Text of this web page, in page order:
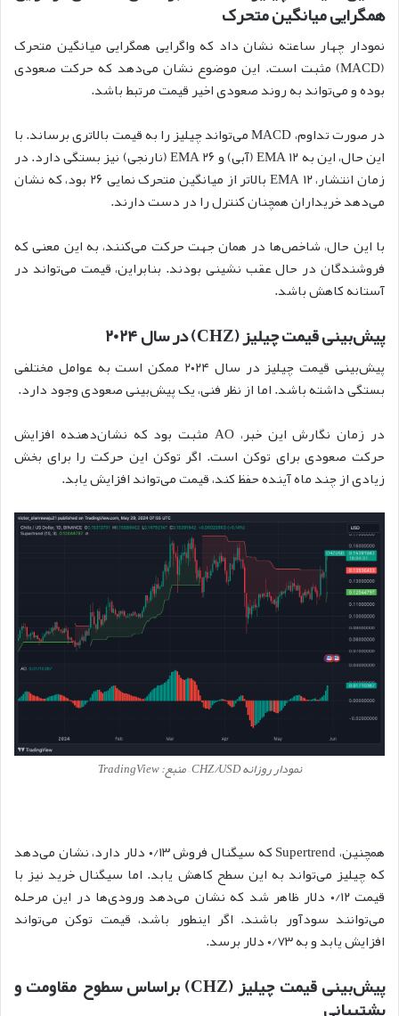
همگرایی میانگین متحرک
نمودار چهار ساعته نشان داد که واگرایی همگرایی میانگین متحرک
(MACD) مثبت است. این موضوع نشان می‌دهد که حرکت صعودی
بوده و می‌تواند به روند صعودی اخیر قیمت مرتبط باشد.
در صورت تداوم، MACD می‌تواند چیلیز را به قیمت بالاتری برساند. با
این حال، این به ۱۲ EMA (آبی) و ۲۶ EMA (نارنجی) نیز بستگی دارد. در
زمان انتشار، EMA ۱۲ بالاتر از میانگین متحرک نمایی ۲۶ بود، که نشان
می‌دهد خریداران همچنان کنترل را در دست دارند.
با این حال، شاخص‌ها در همان جهت حرکت می‌کنند، به این معنی که
فروشندگان در حال عقب نشینی بودند. بنابراین، قیمت می‌تواند در
آستانه کاهش باشد.
پیش‌بینی قیمت چیلیز (CHZ) در سال ۲۰۲۴
پیش‌بینی قیمت چیلیز در سال ۲۰۲۴ ممکن است به عوامل مختلفی
بستگی داشته باشد. اما از نظر فنی، یک پیش‌بینی صعودی وجود دارد.
در زمان نگارش این خبر، AO مثبت بود که نشان‌دهنده افزایش
حرکت صعودی برای توکن است. اگر توکن این حرکت را برای بخش
زیادی از چند ماه آینده حفظ کند، قیمت می‌تواند افزایش یابد.
نمودار روزانه CHZ/USD – منبع: TradingView
همچنین، Supertrend که سیگنال فروش ۰/۱۳ دلار دارد، نشان‌ می‌دهد
که چیلیز می‌تواند به این سطح کاهش یابد. اما سیگنال خرید نیز با
قیمت ۰/۱۲ دلار ظاهر شد که نشان می‌دهد ورودی‌ها در این مرحله
می‌توانند سودآور باشند. اگر اینطور باشد، قیمت توکن می‌تواند
افزایش یابد و به ۰/۷۳ دلار برسد.
پیش‌بینی قیمت چیلیز (CHZ) براساس سطوح مقاومت و